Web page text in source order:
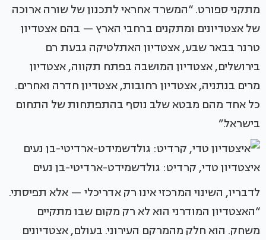
מתקני ספורט. “המשרד אחראי לתכנון של שורה ארוכה
של אצטדיונים ומתקנים ברחבי הארץ — בהם אצטדיון
טרנר בבאר שבע, אצטדיון האתלטיקה גבעת רם
בירושלים, אצטדיון המושבה בפתח תקווה, אצטדיון
מרים בנתניה, אצטדיון רחובות, אצטדיון חדרה ואחרים.
כל אחד מהם מבטא שלב נוסף בהתפתחות של התחום
בישראל.”
איצטדיון טדי, קרדיט: גולדשמידט-ארדיטי-בן נעים
לדבריו, השינוי המרכזי אינו רק אדריכלי — אלא תפיסתי.
“האצטדיון המודרני הוא לא רק מקום שבו מתקיים
משחק. הוא חלק מהמרקם העירוני. בעולם, אצטדיונים